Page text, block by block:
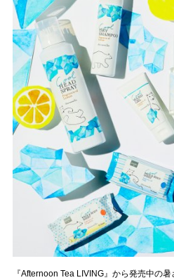
『Afternoon Tea LIVING』から発売中の